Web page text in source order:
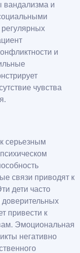
вандализма и
и
чувства
серьезным
связи приводят к
дети часто
привести к
Эмоциональная
негативно